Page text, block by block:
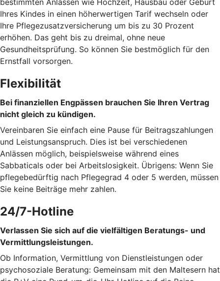
Ihres Kindes in einen höherwertigen Tarif wechseln oder
Ihre Pflegezusatzversicherung um bis zu 30 Prozent
erhöhen. Das geht bis zu dreimal, ohne neue
Gesundheitsprüfung. So können Sie bestmöglich für den
Ernstfall vorsorgen.
Flexibilität
Bei finanziellen Engpässen brauchen Sie Ihren Vertrag
nicht gleich zu kündigen.
Vereinbaren Sie einfach eine Pause für Beitragszahlungen
und Leistungsanspruch. Dies ist bei verschiedenen
Anlässen möglich, beispielsweise während eines
Sabbaticals oder bei Arbeitslosigkeit. Übrigens: Wenn Sie
pflegebedürftig nach Pflegegrad 4 oder 5 werden, müssen
Sie keine Beiträge mehr zahlen.
24/7-Hotline
Verlassen Sie sich auf die vielfältigen Beratungs- und
Vermittlungsleistungen.
Ob Information, Vermittlung von Dienstleistungen oder
psychosoziale Beratung: Gemeinsam mit den Maltesern hat